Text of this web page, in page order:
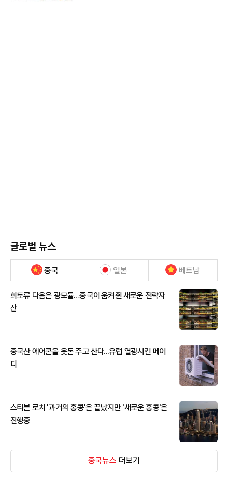
글로벌 뉴스
중국 일본 베트남
희토류 다음은 광모듈…중국이 움켜쥔 새로운 전략자
산
중국산 에어콘을 웃돈 주고 산다...유럽 열광시킨 메이
디
스티븐 로치 '과거의 홍콩'은 끝났지만 '새로운 홍콩'은
진행중
중국뉴스 더보기